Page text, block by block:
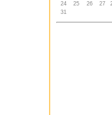
24
25 26 27
31